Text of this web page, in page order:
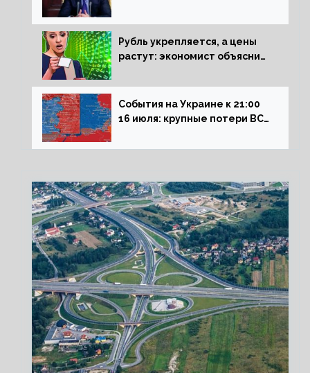
Рубль укрепляется, а цены
растут: экономист объяснил
на рынок РФ
События на Украине к 21:00
16 июля: крупные потери ВСУ
обстреливает Донбасс из